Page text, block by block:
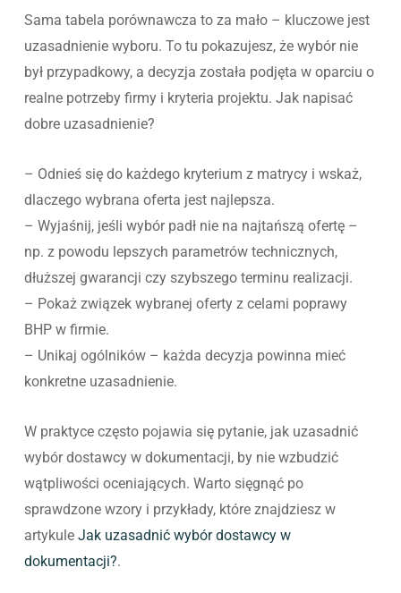
Sama tabela porównawcza to za mało – kluczowe jest
uzasadnienie wyboru. To tu pokazujesz, że wybór nie
był przypadkowy, a decyzja została podjęta w oparciu o
realne potrzeby firmy i kryteria projektu. Jak napisać
dobre uzasadnienie?
– Odnieś się do każdego kryterium z matrycy i wskaż,
dlaczego wybrana oferta jest najlepsza.
– Wyjaśnij, jeśli wybór padł nie na najtańszą ofertę –
np. z powodu lepszych parametrów technicznych,
dłuższej gwarancji czy szybszego terminu realizacji.
– Pokaż związek wybranej oferty z celami poprawy
BHP w firmie.
– Unikaj ogólników – każda decyzja powinna mieć
konkretne uzasadnienie.
W praktyce często pojawia się pytanie, jak uzasadnić
wybór dostawcy w dokumentacji, by nie wzbudzić
wątpliwości oceniających. Warto sięgnąć po
sprawdzone wzory i przykłady, które znajdziesz w
artykule Jak uzasadnić wybór dostawcy w
dokumentacji?.